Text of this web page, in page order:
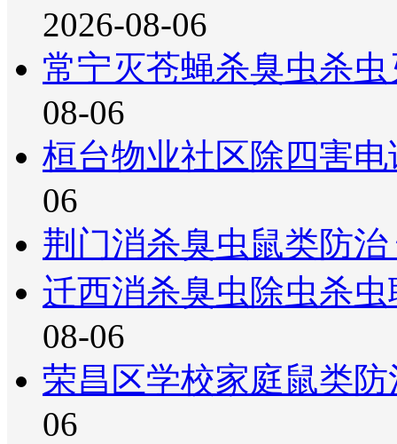
2026-08-06
常宁灭苍蝇杀臭虫杀
08-06
桓台物业社区除四害
06
荆门消杀臭虫鼠类防
迁西消杀臭虫除虫杀
08-06
荣昌区学校家庭鼠类
06